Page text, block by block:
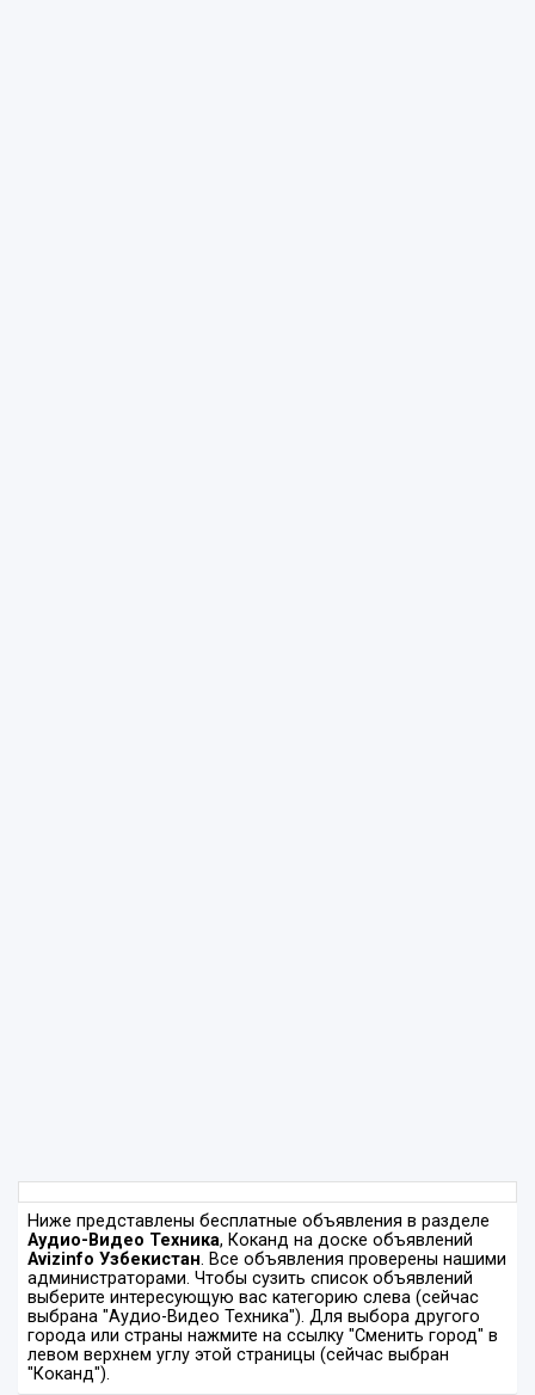
Ниже представлены бесплатные объявления в разделе
Аудио-Видео Техника, Коканд на доске объявлений
Avizinfo Узбекистан. Все объявления проверены нашими
администраторами. Чтобы сузить список объявлений
выберите интересующую вас категорию слева (сейчас
выбрана "Аудио-Видео Техника"). Для выбора другого
города или страны нажмите на ссылку "Сменить город" в
левом верхнем углу этой страницы (сейчас выбран
"Коканд").